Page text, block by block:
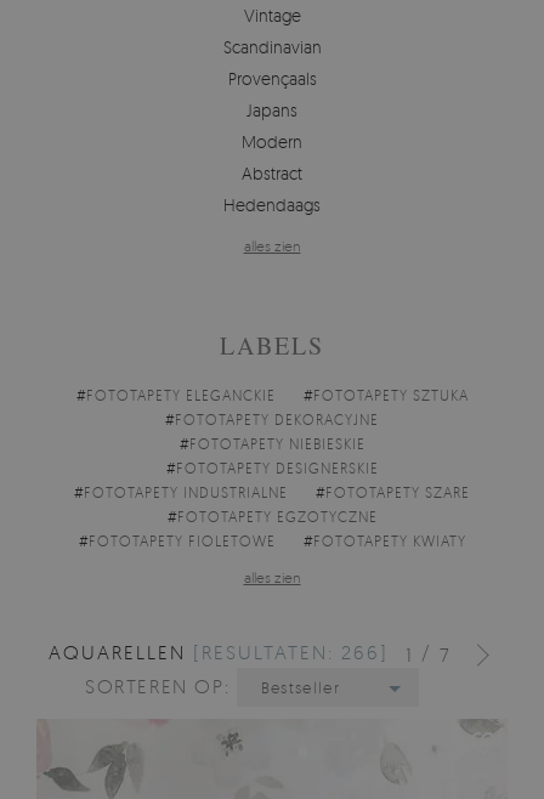
Vintage
Scandinavian
Provençaals
Japans
Modern
Abstract
Hedendaags
alles zien
LABELS
#FOTOTAPETY ELEGANCKIE #FOTOTAPETY SZTUKA
#FOTOTAPETY DEKORACYJNE
#FOTOTAPETY NIEBIESKIE
#FOTOTAPETY DESIGNERSKIE
#FOTOTAPETY INDUSTRIALNE #FOTOTAPETY SZARE
#FOTOTAPETY EGZOTYCZNE
#FOTOTAPETY FIOLETOWE #FOTOTAPETY KWIATY
alles zien
1 / 7
AQUARELLEN [RESULTATEN: 266]
SORTEREN OP:
Bestseller